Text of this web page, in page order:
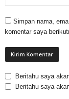
Simpan nama,
komentar saya
Beritahu saya
Beritahu saya